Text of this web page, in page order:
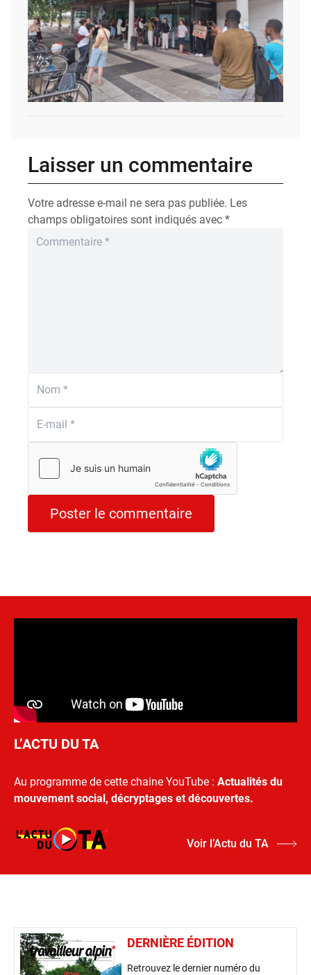
Laisser un commentaire
Votre adresse e-mail ne sera pas publiée. Les
champs obligatoires sont indiqués avec *
L’ACTU DU TA
Au programme de cette chaine YouTube : Actualités du
mouvement social, décryptages et découvertes.
Voir l’Actu du TA
DERNIÈRE ÉDITION
Retrouvez le dernier numéro du